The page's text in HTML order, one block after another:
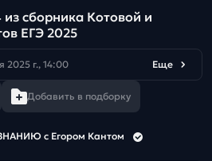
сборника Котовой и
ЕГЭ 2025
2025 г., 14:00 Еще
Добавить в подборку
c Егором Кантом